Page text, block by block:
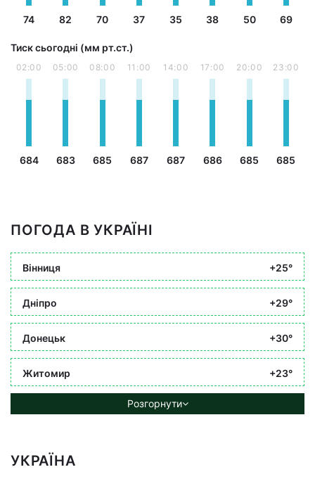
74 82 70 37 35 38 50 69
Тиск сьогодні (мм рт.ст.)
02:00
684
05:00
683
08:00
685
11:00
687
14:00
687
17:00
686
20:00
685
23:00
685
ПОГОДА В УКРАЇНІ
Вінниця +25°
Дніпро +29°
Донецьк +30°
Житомир +23°
Розгорнути
УКРАЇНА